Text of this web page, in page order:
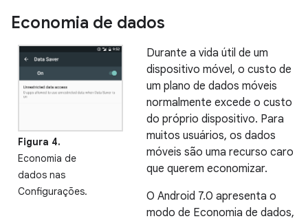
Economia de dados
Figura 4.
Economia de
dados nas
Configurações.
Durante a vida útil de um
dispositivo móvel, o custo de
um plano de dados móveis
normalmente excede o custo
do próprio dispositivo. Para
muitos usuários, os dados
móveis são uma recurso caro
que querem economizar.
O Android 7.0 apresenta o
modo de Economia de dados,